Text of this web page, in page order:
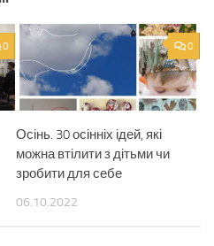
0 0
Осінь. 30 осінніх ідей, які
можна втілити з дітьми чи
зробити для себе
06.10.2022